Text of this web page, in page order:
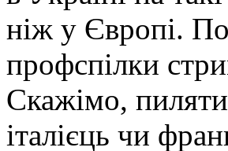
ніж у Європі.
профспілки
Скажімо,
італієць чи